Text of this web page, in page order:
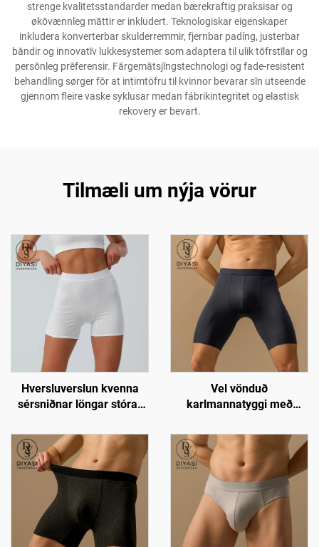
strenge kvalitetsstandarder medan bærekraftig praksisar og
økōvænnleg māttir er inkludert. Teknologiskar eigenskaper
inkludera konverterbar skulderremmir, fjernbar padíng, justerbar
bāndir og innovatīv lukkesystemer som adaptera til ulik tōfrstīlar og
persōnleg prēferensir. Fārgemātsjīngstechnologi og fade-resistent
behandling sørger fōr at intimtöfru til kvinnor bevarar sīn utseende
gjennom fleire vaske syklusar medan fábrikintegritet og elastisk
rekovery er bevart.
Tilmæli um nýja vörur
Hversluverslun kvenna
sérsniðnar löngar stórar
ullar ofanofan lendis
undurrósir
Vel vönduð
karlmannatyggi með
andrýmanlegur og
andvarir rúfubrotum